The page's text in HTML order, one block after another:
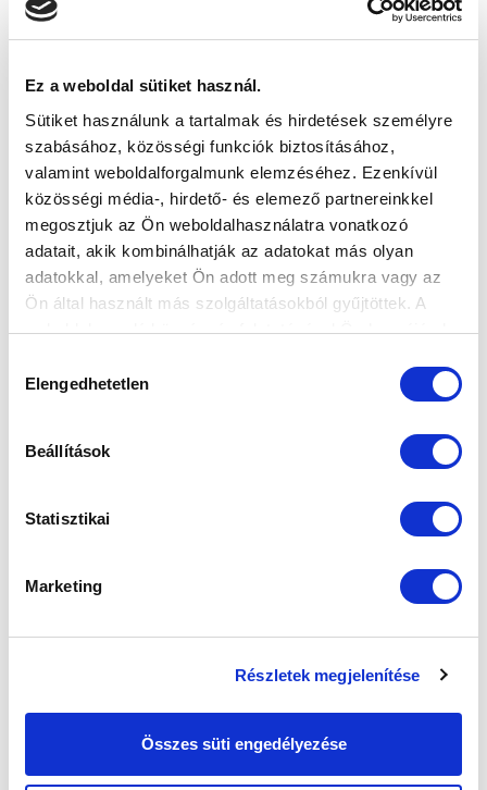
Ez a weboldal sütiket használ.
Sütiket használunk a tartalmak és hirdetések személyre
szabásához, közösségi funkciók biztosításához,
valamint weboldalforgalmunk elemzéséhez. Ezenkívül
közösségi média-, hirdető- és elemező partnereinkkel
megosztjuk az Ön weboldalhasználatra vonatkozó
adatait, akik kombinálhatják az adatokat más olyan
adatokkal, amelyeket Ön adott meg számukra vagy az
Ön által használt más szolgáltatásokból gyűjtöttek. A
weboldalon való böngészés folytatásával Ön hozzájárul a
kiválasztása
Elengedhetetlen
Beállítások
Statisztikai
Marketing
Részletek megjelenítése
Összes süti engedélyezése
BFC SIÓFOK MTK BUDAPEST II
MTK BUDAPEST HÍRLEVÉL
Ne maradjon le egy eseményről sem! Iratkozzon fel ingyenes